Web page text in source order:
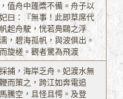
值舟中篷槳不備。舟子以
曰：『無事！此即草席代
起舟駛，恍若鳧鷗之浮
，碧海孤帆，與波俱出。
旋槎。觀者驚為飛渡
捕，海岸乏舟。妃渡水無
而策之，跨江如奔電追
騰空，且怪且愕。及登